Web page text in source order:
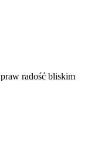
radość bliskim